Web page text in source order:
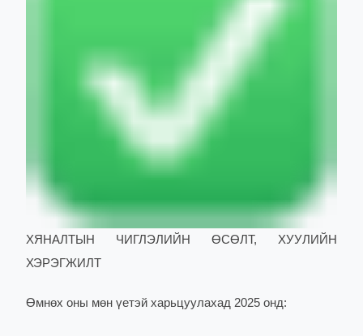
ХЯНАЛТЫН ЧИГЛЭЛИЙН ӨСӨЛТ, ХУУЛИЙН
ХЭРЭГЖИЛТ
Өмнөх оны мөн үетэй харьцуулахад 2025 онд: